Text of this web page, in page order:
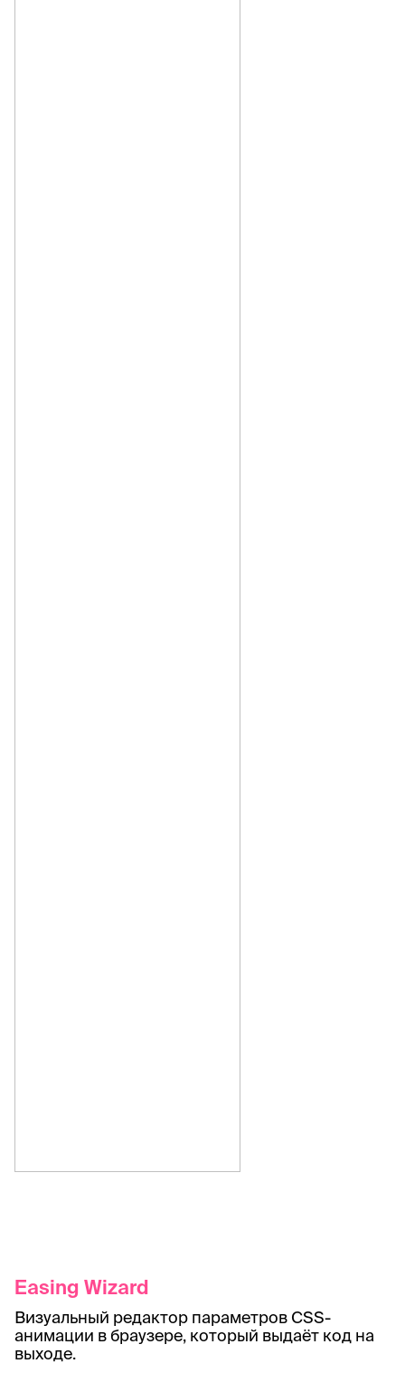
Easing Wizard
Визуальный редактор параметров CSS-
анимации в браузере, который выдаёт код на
выходе.